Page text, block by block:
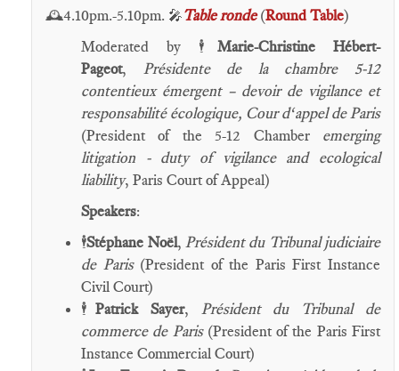
🕰️4.10pm.-5.10pm. 🎤Table ronde (Round Table)
Moderated by
🕴️Marie-Christine Hébert-
Pageot, Présidente de la chambre 5-12
contentieux émergent – devoir de vigilance et
responsabilité écologique, Cour d‘appel de Paris
(President of the 5-12 Chamber emerging
litigation - duty of vigilance and ecological
liability, Paris Court of Appeal)
Speakers:
🕴️Stéphane Noël,Président du Tribunal judiciaire
de Paris (President of the Paris First Instance
Civil Court)
🕴️ Patrick Sayer, Président du Tribunal de
commerce de Paris(President of the Paris First
Instance Commercial Court)